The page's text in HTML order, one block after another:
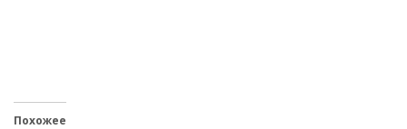
т
ь
Похожее